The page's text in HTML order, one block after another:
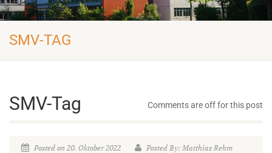
SMV-TAG
Comments are off for this post
SMV-Tag
Posted on 20. Oktober 2022
Posted By: Matthias Rehm